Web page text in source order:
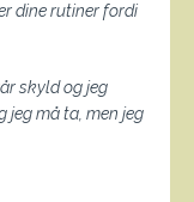
dine rutiner fordi
skyld og jeg
jeg må ta, men jeg